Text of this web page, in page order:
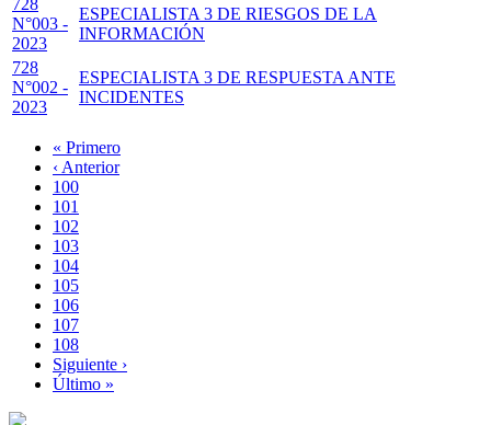
728
N°003 -
2023
ESPECIALISTA 3 DE RIESGOS DE LA
INFORMACIÓN
728
N°002 -
2023
ESPECIALISTA 3 DE RESPUESTA ANTE
INCIDENTES
Paginación
Primera
página
« Primero
Página
anterior
‹ Anterior
Page
100
Page
101
Page
102
Page
103
Página
actual
104
Page
105
Page
106
Page
107
Page
108
Siguiente
página
Siguiente ›
Última
Último »